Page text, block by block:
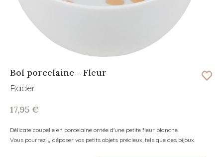
Bol porcelaine - Fleur
Rader
17,95 €
Délicate coupelle en porcelaine ornée d'une petite fleur blanche.
Vous pourrez y déposer vos petits objets précieux, tels que des bijoux.